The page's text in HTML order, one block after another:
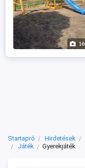
16
Startapró Hirdetések
Játék
Gyerekjáték